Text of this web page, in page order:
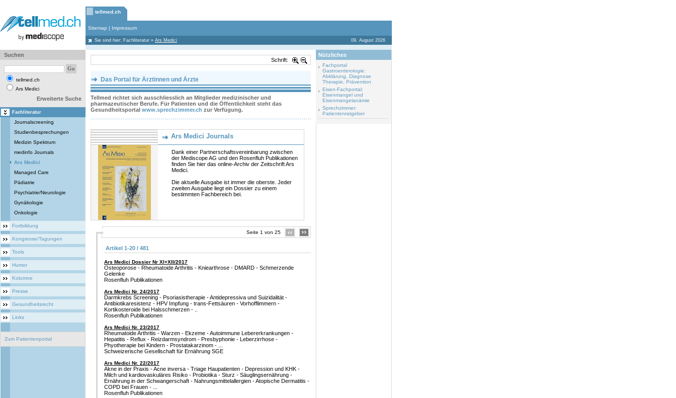
tellmed.ch
Sitemap | Impressum
Sie sind hier: Fachliteratur » Ars Medici 09. August 2026
Suchen
tellmed.ch
Ars Medici
Erweiterte Suche
Fachliteratur
Journalscreening
Studienbesprechungen
Medizin Spektrum
medinfo Journals
Ars Medici
Managed Care
Pädiatrie
Psychiatrie/Neurologie
Gynäkologie
Onkologie
Fortbildung
Kongresse/Tagungen
Tools
Humor
Kolumne
Presse
Gesundheitsrecht
Links
Zum Patientenportal
Schrift:
Das Portal für Ärztinnen und Ärzte
Tellmed richtet sich ausschliesslich an Mitglieder medizinischer und
pharmazeutischer Berufe. Für Patienten und die Öffentlichkeit steht das
Gesundheitsportal www.sprechzimmer.ch zur Verfügung.
Ars Medici Journals
Dank einer Partnerschaftsvereinbarung zwischen
der Mediscope AG und den Rosenfluh Publikationen
finden Sie hier das online-Archiv der Zeitschrift Ars
Medici.
Die aktuelle Ausgabe ist immer die oberste. Jeder
zweiten Ausgabe liegt ein Dossier zu einem
bestimmten Fachbereich bei.
Seite 1 von 25
Artikel 1-20 / 481
Ars Medici Dossier Nr XI+XII/2017
Osteoporose - Rheumatoide Arthritis - Kniearthrose - DMARD - Schmerzende
Gelenke
Rosenfluh Publikationen
Ars Medici Nr. 24/2017
Darmkrebs Screening - Psoriasistherapie - Antidepressiva und Suizidalität -
Antibiotikaresistenz - HPV Impfung - trans-Fettsäuren - Vorhofflimmern -
Kortikosteroide bei Halsschmerzen - ..
Rosenfluh Publikationen
Ars Medici Nr. 23/2017
Rheumatoide Arthritis - Warzen - Ekzeme - Autoimmune Lebererkrankungen -
Hepatitis - Reflux - Reizdarmsyndrom - Presbyphonie - Leberzirrhose -
Phyotherapie bei Kindern - Prostatakarzinom - ...
Schweizerische Gesellschaft für Ernährung SGE
Ars Medici Nr. 22/2017
Akne in der Praxis - Acne inversa - Triage Haupatienten - Depression und KHK -
Milch und kardiovaskuläres Risiko - Probiotika - Sturz - Säuglingsernährung -
Ernährung in der Schwangerschaft - Nahrungsmittelallergien - Atopische Dermatitis -
COPD bei Frauen - ...
Rosenfluh Publikationen
Nützliches
Fachportal
Gastroenterologie:
Abklärung, Diagnose
Therapie, Prävention
Eisen-Fachportal:
Eisenmangel und
Eisenmangelanämie
Sprechzimmer:
Patientenratgeber